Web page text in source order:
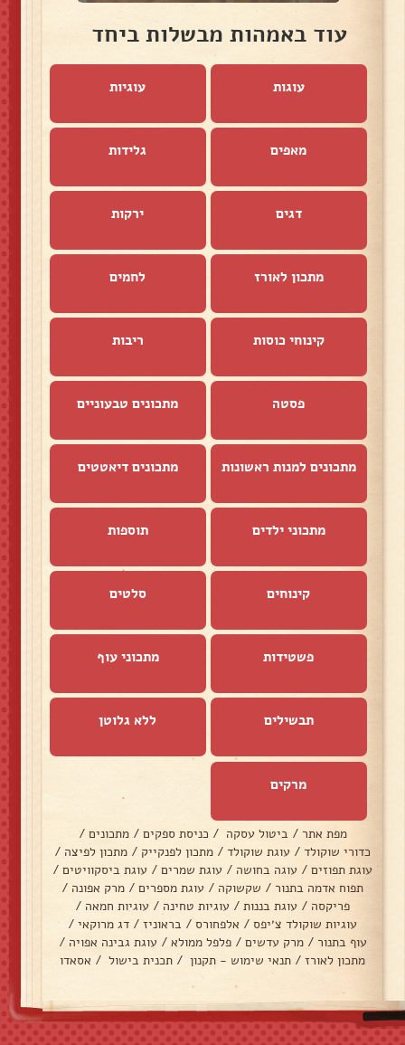
עוד באמהות מבשלות ביחד
עוגות עוגיות
מאפים גלידות
דגים ירקות
מתכון לאורז לחמים
קינוחי כוסות ריבות
פסטה מתכונים טבעוניים
מתכונים למנות ראשונות מתכונים דיאטטים
מתכוני ילדים תוספות
קינוחים סלטים
פשטידות מתכוני עוף
תבשילים ללא גלוטן
מרקים
מפת אתר / ביטול עסקה / כניסת ספקים / מתכונים /
כדורי שוקולד / עוגת שוקולד / מתכון לפנקייק / מתכון לפיצה /
עוגת תפוזים / עוגה בחושה / עוגת שמרים / עוגת ביסקוויטים /
תפוח אדמה בתנור / שקשוקה / עוגת מספרים / מרק אפונה /
פריקסה / עוגת בננות / עוגיות טחינה / עוגיות חמאה /
עוגיות שוקולד צ׳יפס / אלפחורס / בראוניז / דג מרוקאי /
עוף בתנור / מרק עדשים / פלפל ממולא / עוגת גבינה אפויה /
מתכון לאורז / תנאי שימוש - תקנון / תכנית בישול / אסאדו